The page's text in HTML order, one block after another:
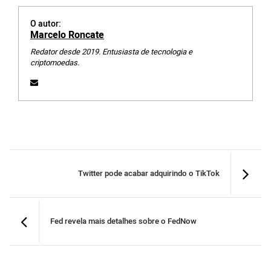
O autor:
Marcelo Roncate
Redator desde 2019. Entusiasta de tecnologia e
criptomoedas.
Twitter pode acabar adquirindo o TikTok
Fed revela mais detalhes sobre o FedNow